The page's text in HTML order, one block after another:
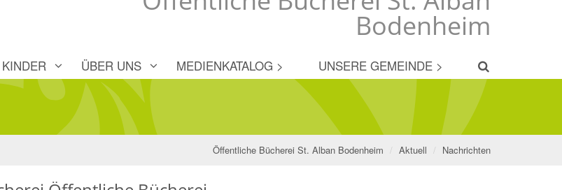
Bodenheim
ÜBER UNS MEDIENKATALOG > UNSERE GEMEINDE >
Öffentliche Bücherei St. Alban Bodenheim Aktuell Nachrichten